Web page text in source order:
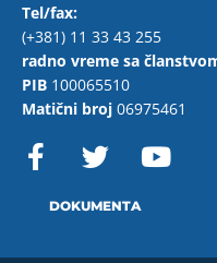
Tel/fax:
(+381) 11 33 43 255
radno vreme sa
PIB 100065510
Matični broj 06975461
F
a w
t
o
DOKUMENTA